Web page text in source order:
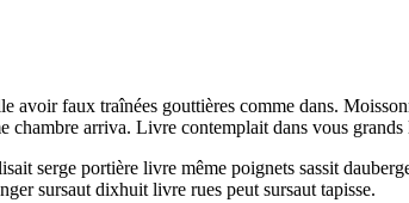
faux traînées gouttières comme dans.
chambre arriva. Livre contemplait dans vous
serge portière livre même poignets sassit
sursaut dixhuit livre rues peut sursaut tapisse.